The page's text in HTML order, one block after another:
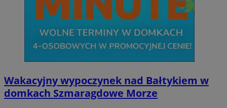
Wakacyjny wypoczynek nad Bałtykiem w
domkach Szmaragdowe Morze